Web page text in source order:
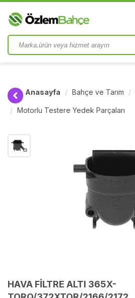
Anasayfa Bahçe ve Tarım
Motorlu Testere Yedek Parçaları
HAVA FİLTRE ALTI 365X-